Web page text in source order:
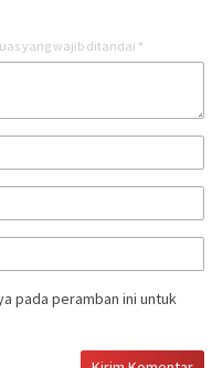
yang wajib ditandai *
pada peramban ini untuk